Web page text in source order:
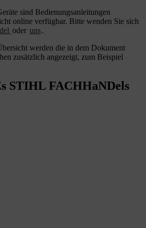
sind Bedienungsanleitungen
online verfügbar. Bitte wenden Sie sich
oder uns.
werden die in dem Dokument
zusätzlich angezeigt, zum Beispiel
STIHL FACHHaNDels